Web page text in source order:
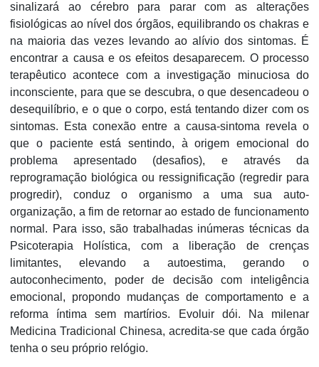
sinalizará ao cérebro para parar com as alterações
fisiológicas ao nível dos órgãos, equilibrando os chakras e
na maioria das vezes levando ao alívio dos sintomas. É
encontrar a causa e os efeitos desaparecem. O processo
terapêutico acontece com a investigação minuciosa do
inconsciente, para que se descubra, o que desencadeou o
desequilíbrio, e o que o corpo, está tentando dizer com os
sintomas. Esta conexão entre a causa-sintoma revela o
que o paciente está sentindo, à origem emocional do
problema apresentado (desafios), e através da
reprogramação biológica ou ressignificação (regredir para
progredir), conduz o organismo a uma sua auto-
organização, a fim de retornar ao estado de funcionamento
normal. Para isso, são trabalhadas inúmeras técnicas da
Psicoterapia Holística, com a liberação de crenças
limitantes, elevando a autoestima, gerando o
autoconhecimento, poder de decisão com inteligência
emocional, propondo mudanças de comportamento e a
reforma íntima sem martírios. Evoluir dói. Na milenar
Medicina Tradicional Chinesa, acredita-se que cada órgão
tenha o seu próprio relógio.